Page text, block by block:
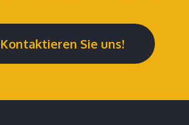
Kontaktieren Sie uns!